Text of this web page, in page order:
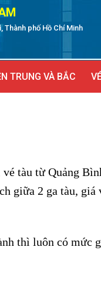
Thành phố Hồ Chí Minh
TRUNG VÀ BẮC
vé tàu từ Quảng
giữa 2 ga tàu,
thì luôn có mức